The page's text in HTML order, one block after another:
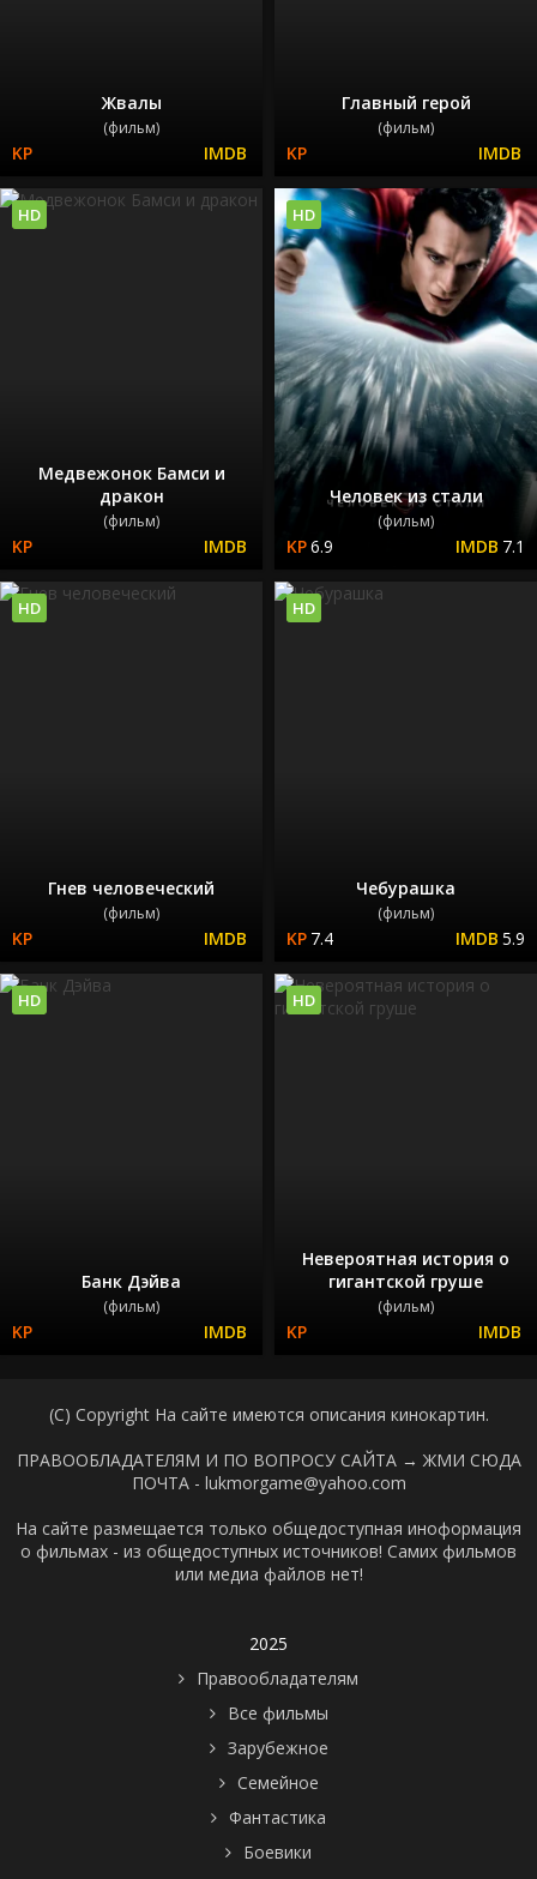
Жвалы
(фильм)
Главный герой
(фильм)
Медвежонок Бамси и
дракон
(фильм)
HD
Человек из стали
(фильм)
6.9 7.1
HD
Гнев человеческий
(фильм)
HD
Чебурашка
(фильм)
7.4 5.9
HD
Банк Дэйва
(фильм)
HD
Невероятная история о
гигантской груше
(фильм)
HD
(C) Copyright На сайте имеются описания кинокартин.
ПРАВООБЛАДАТЕЛЯМ И ПО ВОПРОСУ САЙТА → ЖМИ СЮДА
ПОЧТА - lukmorgame@yahoo.com
На сайте размещается только общедоступная иноформация
о фильмах - из общедоступных источников! Самих фильмов
или медиа файлов нет!
2025
Правообладателям
Все фильмы
Зарубежное
Семейное
Фантастика
Боевики